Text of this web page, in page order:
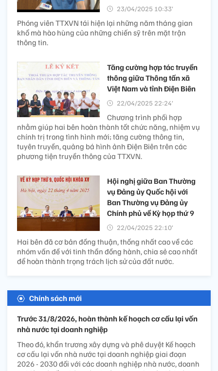
23/04/2025 10:33’
Phóng viên TTXVN tái hiện lại những năm tháng gian
khổ mà hào hùng của những chiến sỹ trên mặt trận
thông tin.
Tăng cường hợp tác truyền
thông giữa Thông tấn xã
Việt Nam và tỉnh Điện Biên
22/04/2025 22:24’
Chương trình phối hợp
nhằm giúp hai bên hoàn thành tốt chức năng, nhiệm vụ
chính trị trong tình hình mới; tăng cường thông tin,
tuyên truyền, quảng bá hình ảnh Điện Biên trên các
phương tiện truyền thông của TTXVN.
Hội nghị giữa Ban Thường
vụ Đảng ủy Quốc hội với
Ban Thường vụ Đảng ủy
Chính phủ về Kỳ họp thứ 9
22/04/2025 22:10’
Hai bên đã cơ bản đồng thuận, thống nhất cao về các
nhóm vấn đề với tinh thần đồng hành, chia sẻ cao nhất
để hoàn thành trọng trách lịch sử của đất nước.
Chính sách mới
Trước 31/8/2026, hoàn thành kế hoạch cơ cấu lại vốn
nhà nước tại doanh nghiệp
Theo đó, khẩn trương xây dựng và phê duyệt Kế hoạch
cơ cấu lại vốn nhà nước tại doanh nghiệp giai đoạn
2026 - 2030 đối với các doanh nghiệp nhà nước, doanh